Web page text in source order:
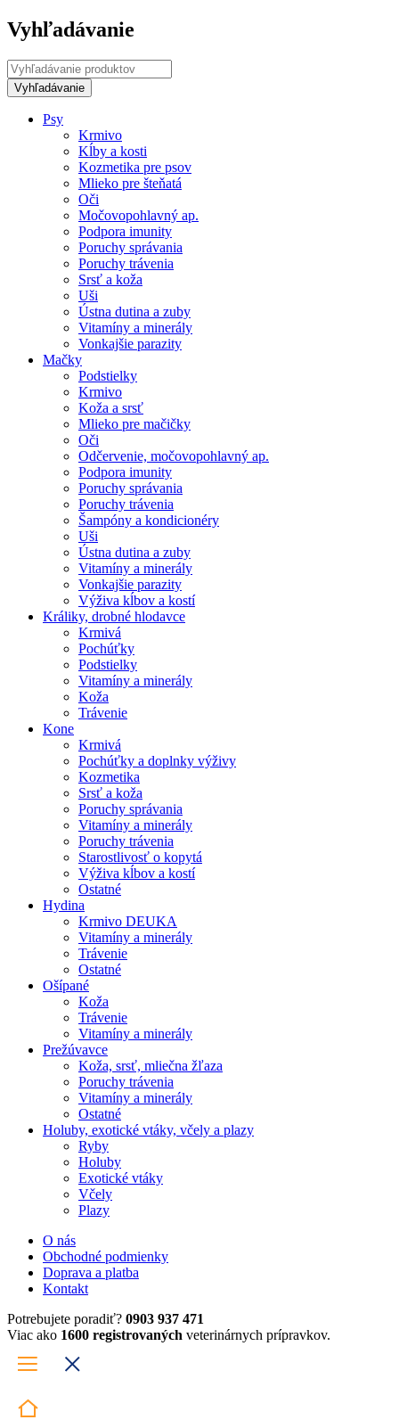
Vyhľadávanie
Psy
Krmivo
Kĺby a kosti
Kozmetika pre psov
Mlieko pre šteňatá
Oči
Močovopohlavný ap.
Podpora imunity
Poruchy správania
Poruchy trávenia
Srsť a koža
Uši
Ústna dutina a zuby
Vitamíny a minerály
Vonkajšie parazity
Mačky
Podstielky
Krmivo
Koža a srsť
Mlieko pre mačičky
Oči
Odčervenie, močovopohlavný ap.
Podpora imunity
Poruchy správania
Poruchy trávenia
Šampóny a kondicionéry
Uši
Ústna dutina a zuby
Vitamíny a minerály
Vonkajšie parazity
Výživa kĺbov a kostí
Králiky, drobné hlodavce
Krmivá
Pochúťky
Podstielky
Vitamíny a minerály
Koža
Trávenie
Kone
Krmivá
Pochúťky a doplnky výživy
Kozmetika
Srsť a koža
Poruchy správania
Vitamíny a minerály
Poruchy trávenia
Starostlivosť o kopytá
Výživa kĺbov a kostí
Ostatné
Hydina
Krmivo DEUKA
Vitamíny a minerály
Trávenie
Ostatné
Ošípané
Koža
Trávenie
Vitamíny a minerály
Prežúvavce
Koža, srsť, mliečna žľaza
Poruchy trávenia
Vitamíny a minerály
Ostatné
Holuby, exotické vtáky, včely a plazy
Ryby
Holuby
Exotické vtáky
Včely
Plazy
O nás
Obchodné podmienky
Doprava a platba
Kontakt
Potrebujete poradiť? 0903 937 471
Viac ako 1600 registrovaných veterinárnych prípravkov.